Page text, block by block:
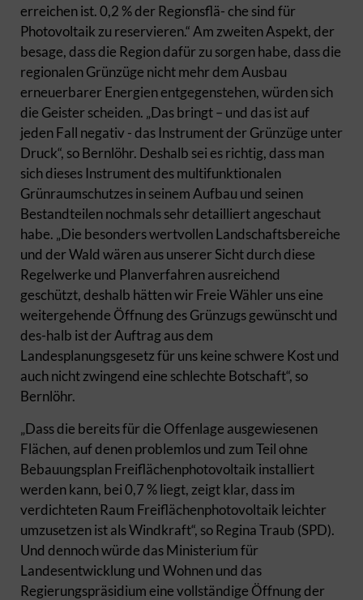
erreichen ist. 0,2 % der Regionsflä- che sind für
Photovoltaik zu reservieren.“ Am zweiten Aspekt, der
besage, dass die Region dafür zu sorgen habe, dass die
regionalen Grünzüge nicht mehr dem Ausbau
erneuerbarer Energien entgegenstehen, würden sich
die Geister scheiden. „Das bringt – und das ist auf
jeden Fall negativ - das Instrument der Grünzüge unter
Druck“, so Bernlöhr. Deshalb sei es richtig, dass man
sich dieses Instrument des multifunktionalen
Grünraumschutzes in seinem Aufbau und seinen
Bestandteilen nochmals sehr detailliert angeschaut
habe. „Die besonders wertvollen Landschaftsbereiche
und der Wald wären aus unserer Sicht durch diese
Regelwerke und Planverfahren ausreichend
geschützt, deshalb hätten wir Freie Wähler uns eine
weitergehende Öffnung des Grünzugs gewünscht und
des-halb ist der Auftrag aus dem
Landesplanungsgesetz für uns keine schwere Kost und
auch nicht zwingend eine schlechte Botschaft“, so
Bernlöhr.
„Dass die bereits für die Offenlage ausgewiesenen
Flächen, auf denen problemlos und zum Teil ohne
Bebauungsplan Freiflächenphotovoltaik installiert
werden kann, bei 0,7 % liegt, zeigt klar, dass im
verdichteten Raum Freiflächenphotovoltaik leichter
umzusetzen ist als Windkraft“, so Regina Traub (SPD).
Und dennoch würde das Ministerium für
Landesentwicklung und Wohnen und das
Regierungspräsidium eine vollständige Öffnung der